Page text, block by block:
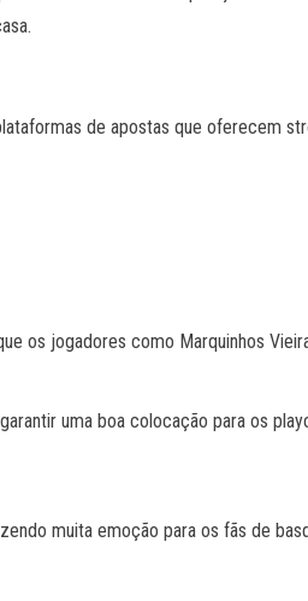
de apostas que oferecem
os jogadores como Marquinhos
uma boa colocação para os
muita emoção para os fãs de